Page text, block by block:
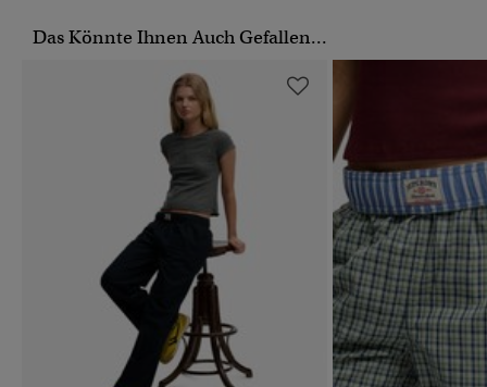
Das Könnte Ihnen Auch Gefallen...